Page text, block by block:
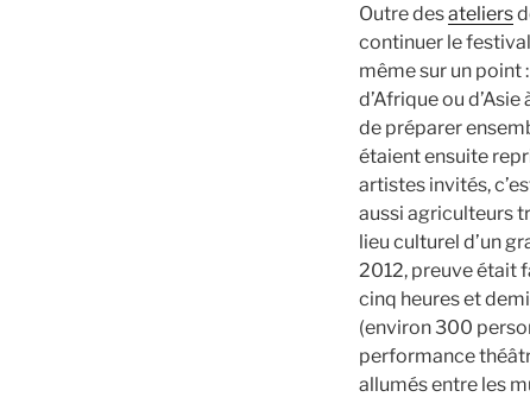
Outre desateliers
continuer le
même sur un point
d’Afrique ou
de préparer
étaient ensuite
artistes invités,
aussi agriculteurs
lieu culturel d’un
2012, preuve était
cinq heures et
(environ 300
performance
allumés entre les